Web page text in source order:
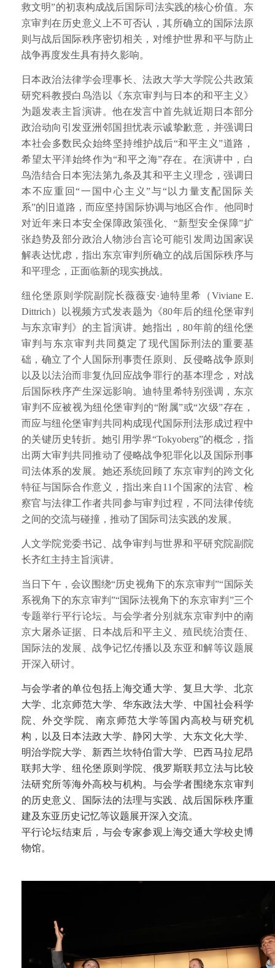
救文明”的初衷构成战后国际司法实践的核心价值。东
京审判在历史意义上不可否认，其所确立的国际法原
则与战后国际秩序密切相关，对维护世界和平与防止
战争再度发生具有持久影响。
日本政治法律学会理事长、法政大学大学院公共政策
研究科教授白鸟浩以《东京审判与日本的和平主义》
为题发表主旨演讲。他在发言中首先就近期日本部分
政治动向引发亚洲邻国担忧表示诚挚歉意，并强调日
本社会多数民众始终坚持维护战后“和平主义”道路，
希望太平洋始终作为“和平之海”存在。在演讲中，白
鸟浩结合日本宪法第九条及其和平主义理念，强调日
本不应重回“一国中心主义”与“以力量支配国际关
系”的旧道路，而应坚持国际协调与地区合作。他同时
对近年来日本安全保障政策强化、“新型安全保障”扩
张趋势及部分政治人物涉台言论可能引发周边国家误
解表达忧虑，指出东京审判所确立的战后国际秩序与
和平理念，正面临新的现实挑战。
纽伦堡原则学院副院长薇薇安·迪特里希（Viviane E.
Dittrich）以视频方式发表题为《80年后的纽伦堡审判
与东京审判》的主旨演讲。她指出，80年前的纽伦堡
审判与东京审判共同奠定了现代国际刑法的重要基
础，确立了个人国际刑事责任原则、反侵略战争原则
以及以法治而非复仇回应战争罪行的基本理念，对战
后国际秩序产生深远影响。迪特里希特别强调，东京
审判不应被视为纽伦堡审判的“附属”或“次级”存在，
而应与纽伦堡审判共同构成现代国际刑法形成过程中
的关键历史转折。她引用学界“Tokyoberg”的概念，指
出两大审判共同推动了侵略战争犯罪化以及国际刑事
司法体系的发展。她还系统回顾了东京审判的跨文化
特征与国际合作意义，指出来自11个国家的法官、检
察官与法律工作者共同参与审判过程，不同法律传统
之间的交流与碰撞，推动了国际司法实践的发展。
人文学院党委书记、战争审判与世界和平研究院副院
长齐红主持主旨演讲。
当日下午，会议围绕“历史视角下的东京审判”“国际关
系视角下的东京审判”“国际法视角下的东京审判”三个
专题举行平行论坛。与会学者分别就东京审判中的南
京大屠杀证据、日本战后和平主义、殖民统治责任、
国际法的发展、战争记忆传播以及东亚和解等议题展
开深入研讨。
与会学者的单位包括上海交通大学、复旦大学、北京
大学、北京师范大学、华东政法大学、中国社会科学
院、外交学院、南京师范大学等国内高校与研究机
构，以及日本法政大学、静冈大学、大东文化大学、
明治学院大学、新西兰坎特伯雷大学、巴西马拉尼昂
联邦大学、纽伦堡原则学院、俄罗斯联邦立法与比较
法研究所等海外高校与机构。与会学者围绕东京审判
的历史意义、国际法的法理与实践、战后国际秩序重
建及东亚历史记忆等议题展开深入交流。
平行论坛结束后，与会专家参观上海交通大学校史博
物馆。